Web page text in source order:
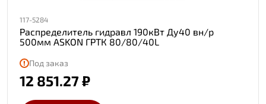
117-5284
Распределитель гидравл 190кВт Ду40 вн/р
500мм ASKON ГРТК 80/80/40L
Под заказ
12 851.27 ₽